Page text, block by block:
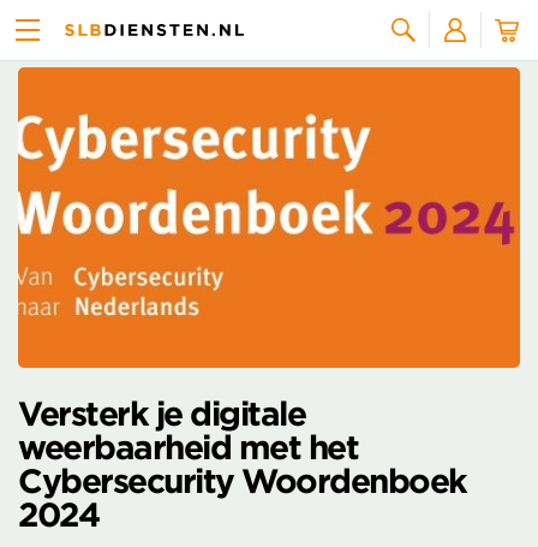
Nieuws overzicht
Versterk je digitale
weerbaarheid met het
Cybersecurity Woordenboek
2024